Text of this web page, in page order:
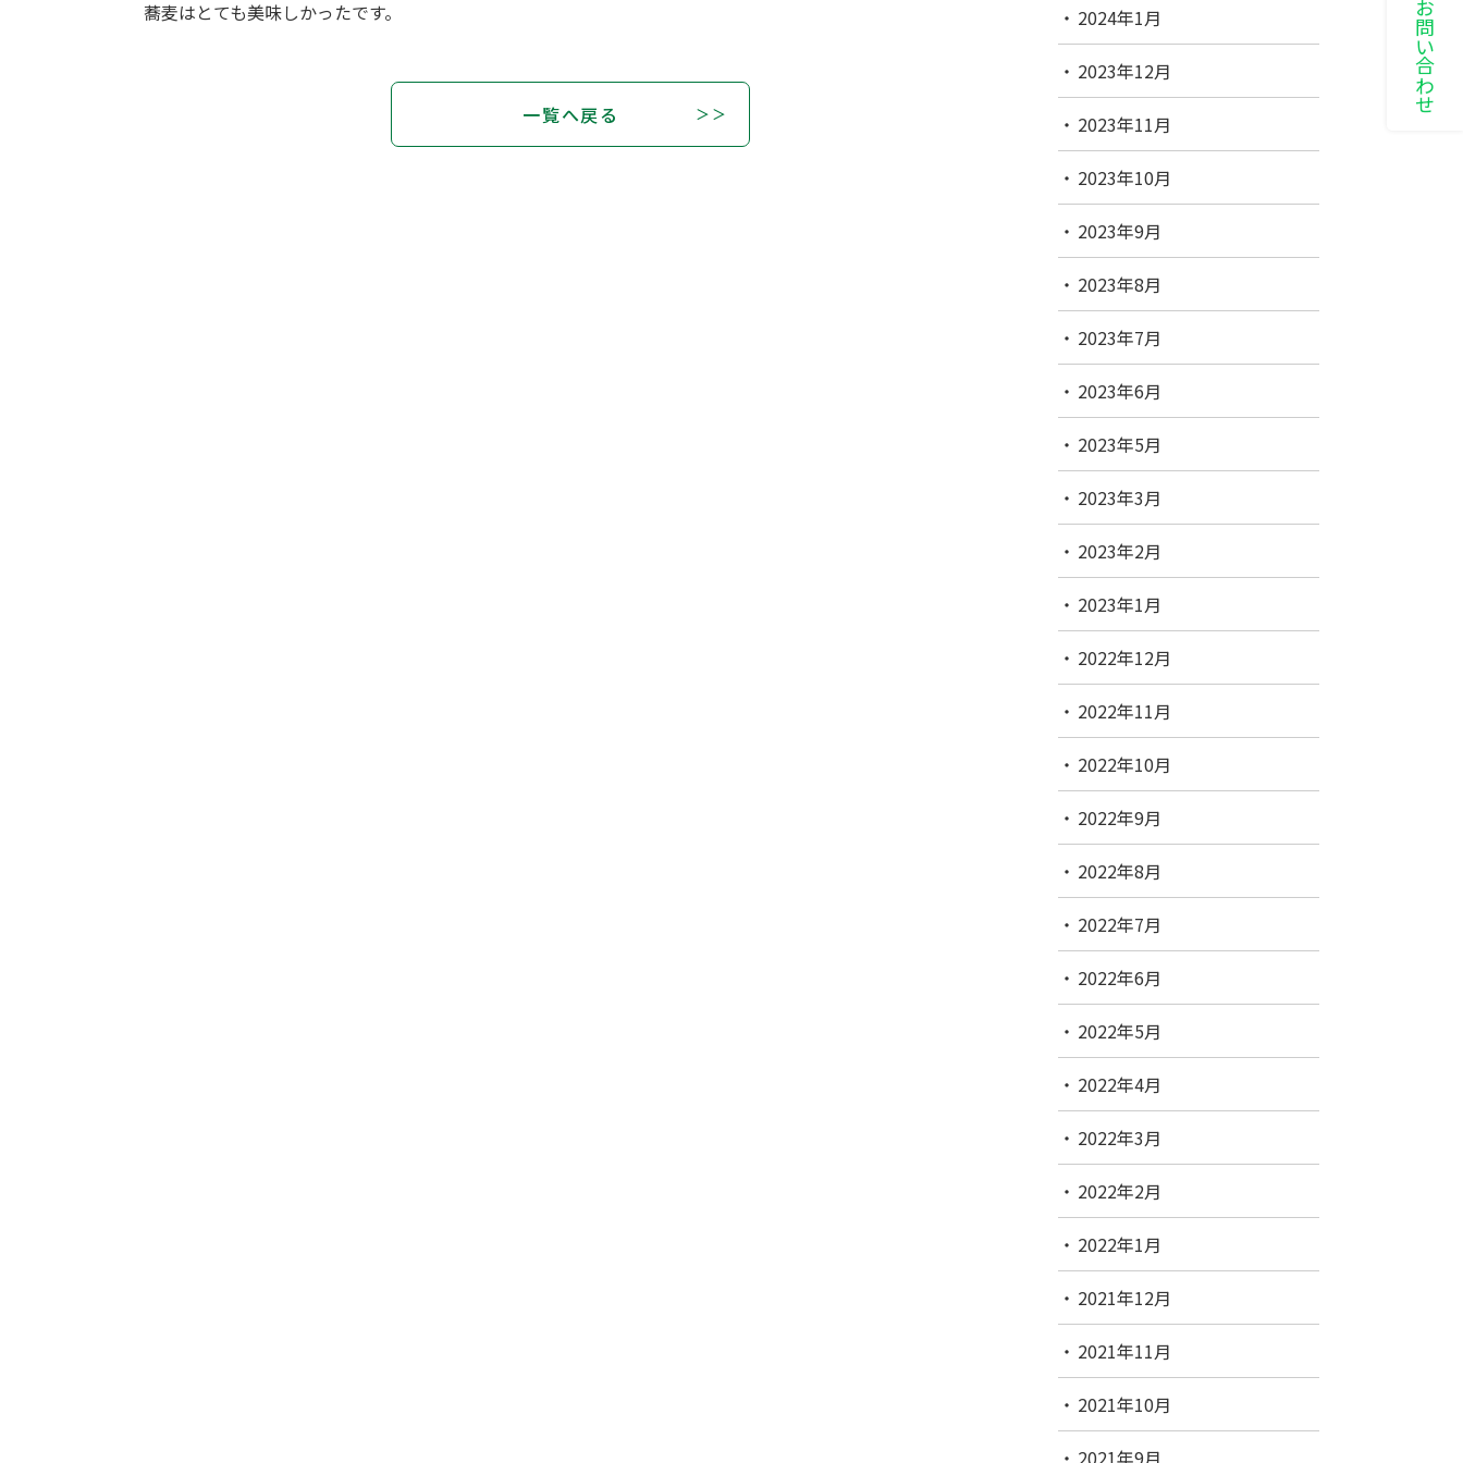
蕎麦はとても美味しかったです。
一覧へ戻る
2024年1月
2023年12月
2023年11月
2023年10月
2023年9月
2023年8月
2023年7月
2023年6月
2023年5月
2023年3月
2023年2月
2023年1月
2022年12月
2022年11月
2022年10月
2022年9月
2022年8月
2022年7月
2022年6月
2022年5月
2022年4月
2022年3月
2022年2月
2022年1月
2021年12月
2021年11月
2021年10月
2021年9月